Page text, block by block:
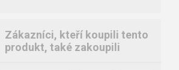
Zákazníci, kteří koupili tento
produkt, také zakoupili